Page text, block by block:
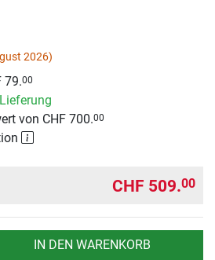
2026)
79.00
von CHF 700.00
CHF 509.00
IN DEN WARENKORB